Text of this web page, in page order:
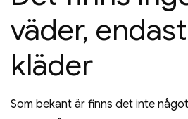
väder,
kläder
Som bekant är finns det inte